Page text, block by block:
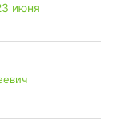
июня